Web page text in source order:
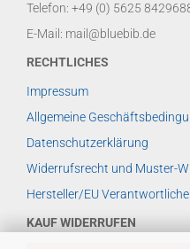
Telefon: +49 (0) 5625
E-Mail: mail@bluebib.de
RECHTLICHES
Impressum
Allgemeine
Datenschutzerklärung
Widerrufsrecht und Muster-
Hersteller/EU
KAUF WIDERRUFEN